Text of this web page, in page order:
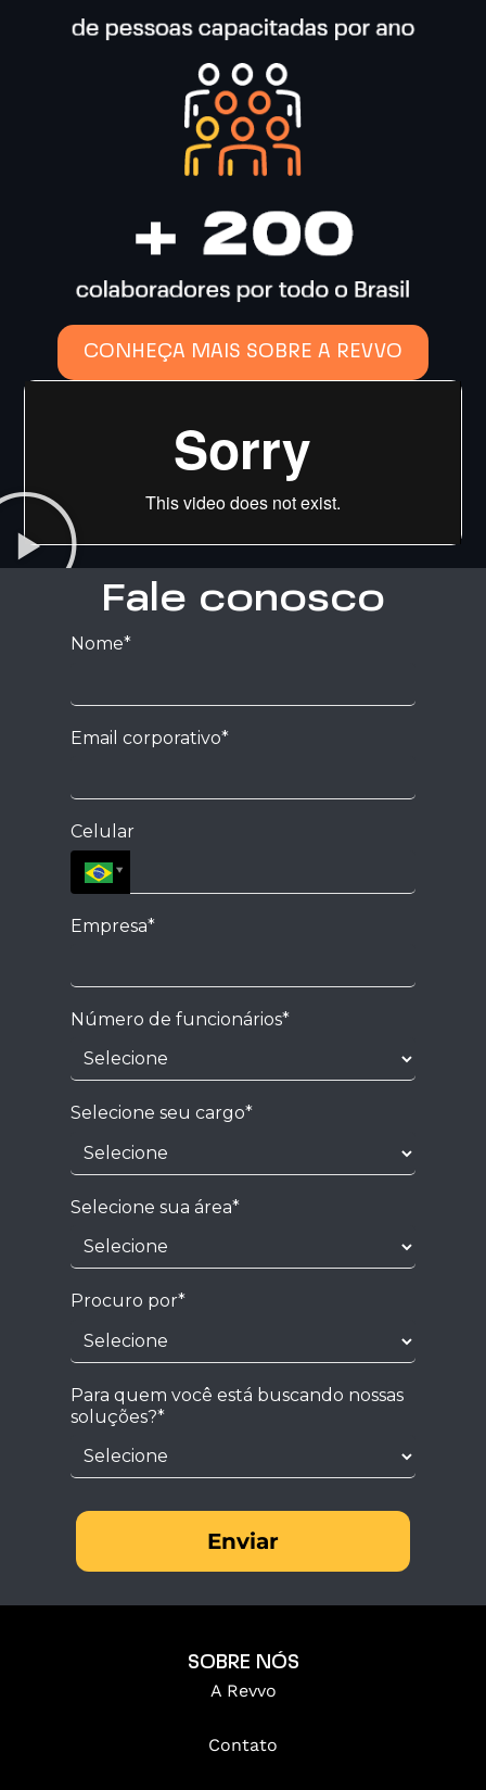
CONHEÇA MAIS SOBRE A REVVO
Fale conosco
Nome*
Email corporativo*
Celular
Empresa*
Número de funcionários*
Selecione seu cargo*
Selecione sua área*
Procuro por*
Para quem você está buscando nossas
soluções?*
Enviar
SOBRE NÓS
A Revvo
Contato